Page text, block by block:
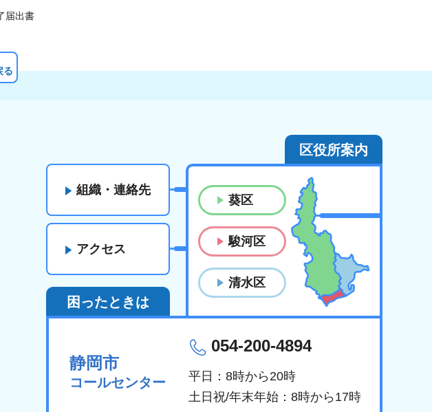
届出書
る
組織・連絡先
アクセス
区役所案内
葵区
駿河区
清水区
困ったときは
静岡市
コールセンター
054-200-4894
平日：8時から20時
土日祝/年末年始：8時から17時